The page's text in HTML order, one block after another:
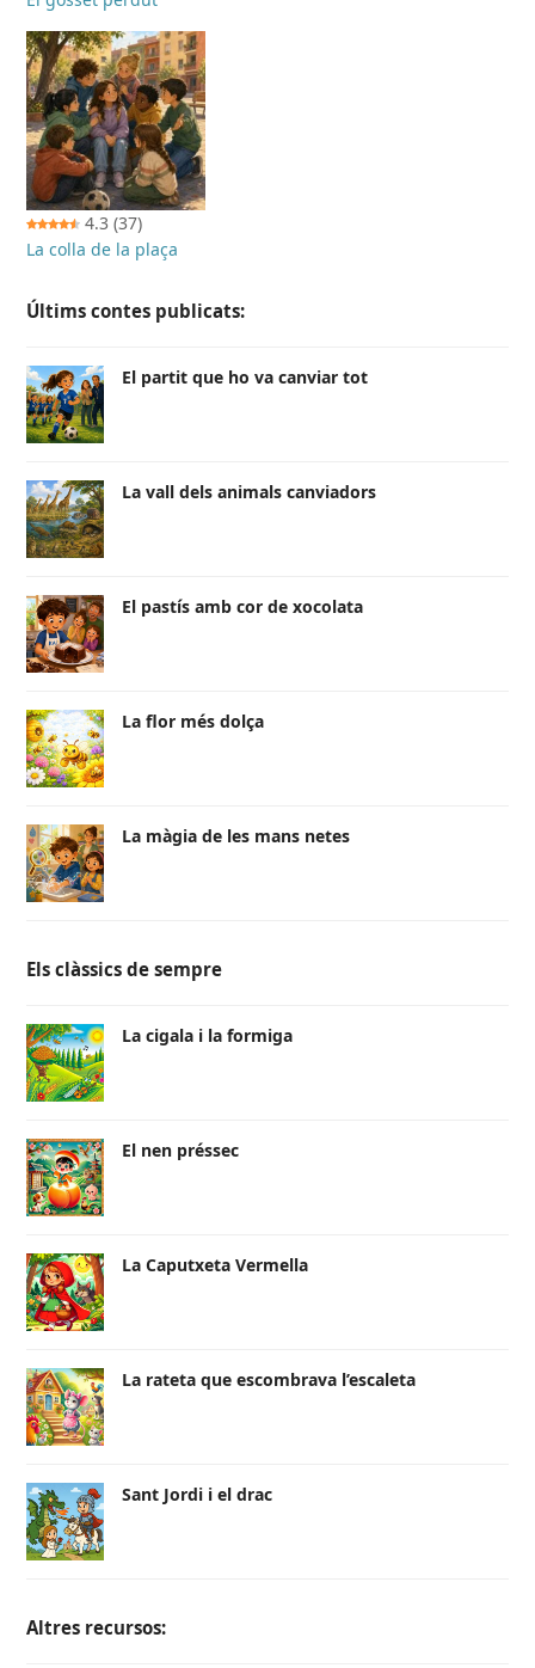
4.3 (37)
La colla de la plaça
Últims contes publicats:
El partit que ho va canviar tot
La vall dels animals canviadors
El pastís amb cor de xocolata
La flor més dolça
La màgia de les mans netes
Els clàssics de sempre
La cigala i la formiga
El nen préssec
La Caputxeta Vermella
La rateta que escombrava l’escaleta
Sant Jordi i el drac
Altres recursos: